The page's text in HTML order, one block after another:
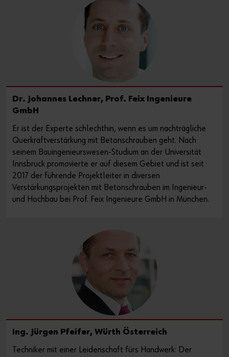
Dr. Johannes Lechner, Prof. Feix Ingenieure
GmbH
Er ist der Experte schlechthin, wenn es um nachträgliche
Querkraftverstärkung mit Betonschrauben geht. Nach
seinem Bauingenieurswesen-Studium an der Universität
Innsbruck promovierte er auf diesem Gebiet und ist seit
2017 der führende Projektleiter in diversen
Verstärkungsprojekten mit Betonschrauben im Ingenieur-
und Hochbau bei Prof. Feix Ingenieure GmbH in München.
Ing. Jürgen Pfeifer, Würth Österreich
Techniker mit einer Leidenschaft fürs Handwerk: Der